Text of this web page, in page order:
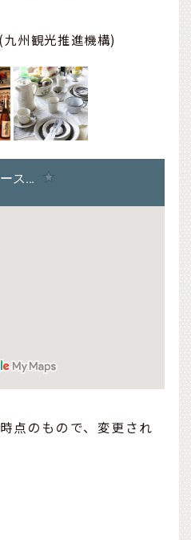
州観光推進機構)
点のもので、変更され